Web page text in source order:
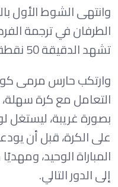
وانتهى الشوط الأول
الطرفان في ترجمة
تشهد الدقيقة 50 نقطة التحول الأبرز في اللقاء.
وارتكب حارس مرمى
التعامل مع كرة
بصورة غريبة،
على الكرة، قبل أن
المباراة الوحيد،
إلى الدور التالي.